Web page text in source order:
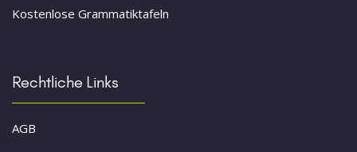
Kostenlose Grammatiktafeln
Rechtliche Links
AGB